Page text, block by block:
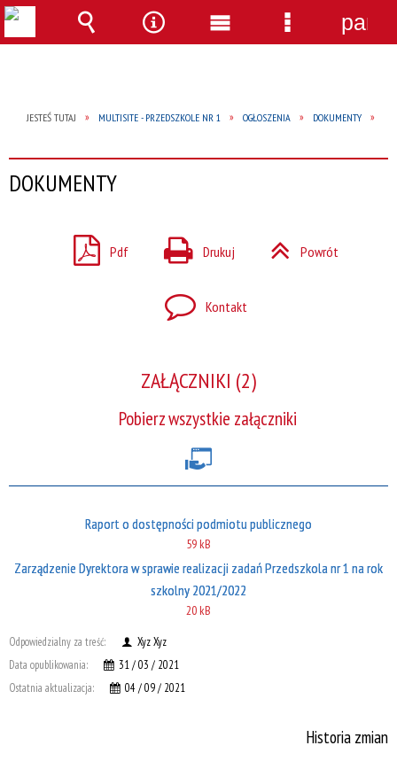
JESTEŚ TUTAJ MULTISITE - PRZEDSZKOLE NR 1 OGŁOSZENIA DOKUMENTY
DOKUMENTY
Pdf Drukuj Powrót
Kontakt
ZAŁĄCZNIKI (2)
Pobierz wszystkie załączniki
Raport o dostępności podmiotu publicznego
59 kB
Zarządzenie Dyrektora w sprawie realizacji zadań Przedszkola nr 1 na rok
szkolny 2021/2022
20 kB
Odpowiedzialny za treść:
Xyz Xyz
Data opublikowania:
31 / 03 / 2021
Ostatnia aktualizacja:
04 / 09 / 2021
Historia zmian
Wyszukiwarka
Narzędzia
Menu Menu
panel